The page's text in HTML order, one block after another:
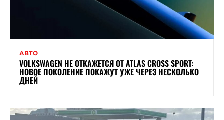
АВТО
VOLKSWAGEN НЕ ОТКАЖЕТСЯ ОТ ATLAS CROSS SPORT:
НОВОЕ ПОКОЛЕНИЕ ПОКАЖУТ УЖЕ ЧЕРЕЗ НЕСКОЛЬКО
ДНЕЙ